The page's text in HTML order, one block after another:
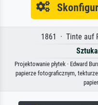
1861 · Tinte auf
Projektowanie płytek · Edward
papierze fotograficznym,